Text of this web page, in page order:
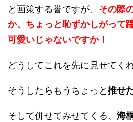
と画策する誉ですが、 その際
か、ちょっと恥ずかしがって
可愛いじゃないですか！
どうしてこれを先に見せてく
そうしたらもうちょっと 推せ
そして併せてみせてくる、 海